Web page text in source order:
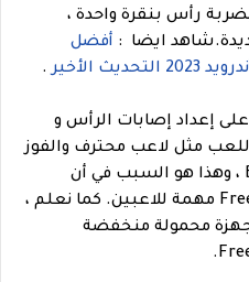
رأس بنقرة واحدة ،
شاهد ايضا : أفضل
الأخير
.
إعداد إصابات الرأس و
مثل لاعب محترف والفوز
في جميع المباريات مع Booyah ، وهذا هو السبب في أن
كما نعلم ،
محمولة منخفضة